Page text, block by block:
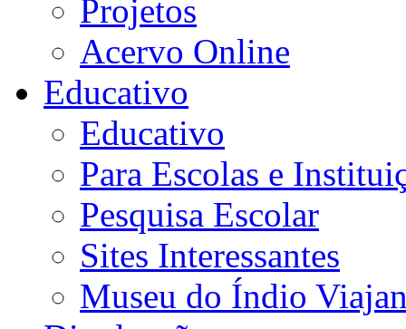
Projetos
Acervo Online
Educativo
Educativo
Para Escolas e
Pesquisa Escolar
Sites Interessantes
Museu do Índio